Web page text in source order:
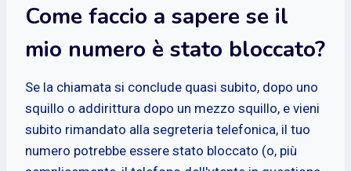
Come faccio a sapere se il
mio numero è stato bloccato?
Se la chiamata si conclude quasi subito, dopo uno
squillo o addirittura dopo un mezzo squillo, e vieni
subito rimandato alla segreteria telefonica, il tuo
numero potrebbe essere stato bloccato (o, più